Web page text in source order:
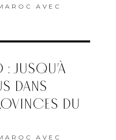
AVEC
: JUSQU’À
DANS
DU
AVEC